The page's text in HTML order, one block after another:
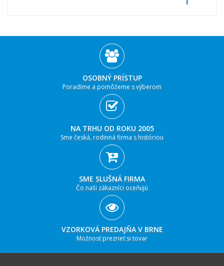
OSOBNÝ PRÍSTUP
Poradíme a pomôžeme s výberom
NA TRHU OD ROKU 2005
Sme česká, rodinná firma s históriou
SME SLUŠNÁ FIRMA
Čo naši zákazníci oceňujú
VZORKOVÁ PREDAJŇA V BRNE
Možnosť prezrieť si tovar